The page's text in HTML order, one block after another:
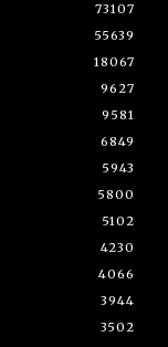
73107
55639
18067
9627
9581
6849
5943
5800
5102
4230
4066
3944
3502